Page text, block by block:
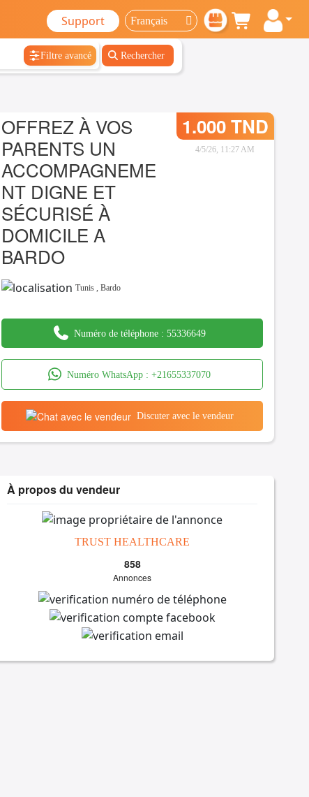
Support
Filtre avancé Rechercher
OFFREZ À VOS
PARENTS UN
ACCOMPAGNEME
NT DIGNE ET
SÉCURISÉ À
DOMICILE A
BARDO
1.000 TND
4/5/26, 11:27 AM
Tunis ,Bardo
Numéro de téléphone : 55336649
Numéro WhatsApp : +21655337070
Discuter avec le vendeur
À propos du vendeur
TRUST HEALTHCARE
858
Annonces